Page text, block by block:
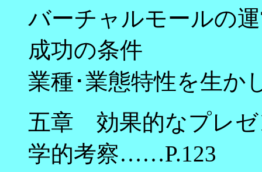
バーチャルモールの
成功の条件
業種･業態特性を生か
五章 効果的なプレゼ
学的考察……P.123